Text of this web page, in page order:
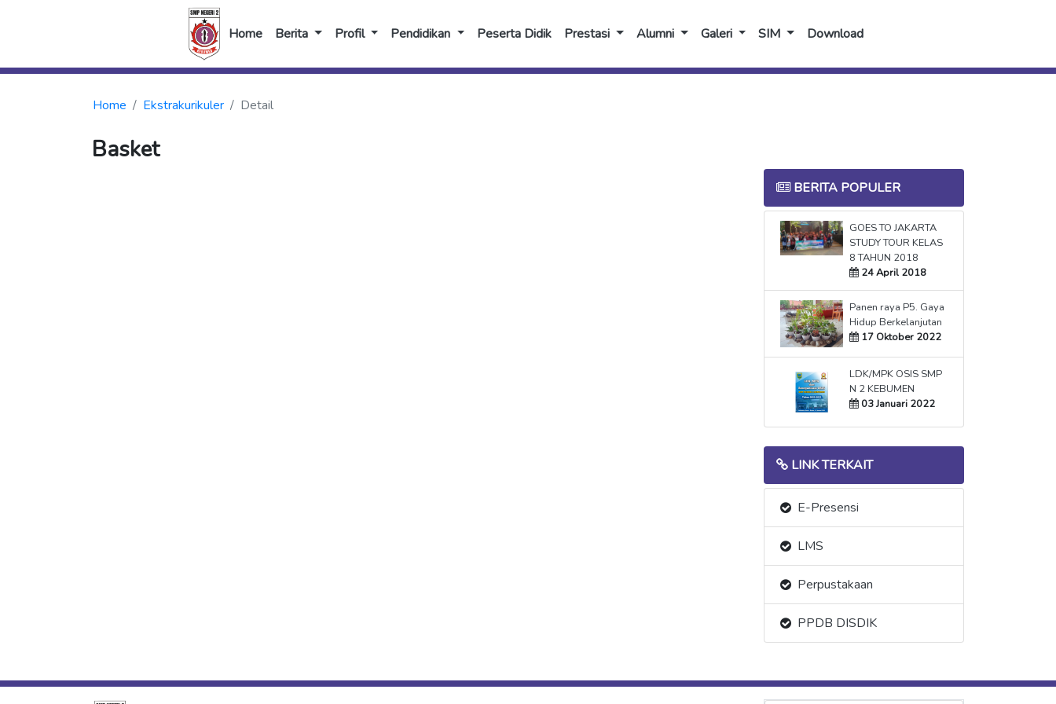
Home Berita Profil Pendidikan Peserta Didik Prestasi Alumni Galeri SIM Download
Home Ekstrakurikuler Detail
Basket
BERITA POPULER
GOES TO JAKARTA
STUDY TOUR KELAS
8 TAHUN 2018
24 April 2018
Panen raya P5. Gaya
Hidup Berkelanjutan
17 Oktober 2022
LDK/MPK OSIS SMP
N 2 KEBUMEN
03 Januari 2022
LINK TERKAIT
E-Presensi
LMS
Perpustakaan
PPDB DISDIK